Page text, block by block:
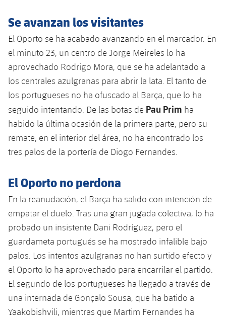
Historia
Resultados
Clasificaciones
Jugadores
Fotos
Palmarés
Resultados
Jugadores
Clasificaciones
Barça C
Junior
Juvenil
Infantil
Alevín
Información general
plusicon
más
Atletismo
plusicon
más
Actualidad
Masculino
Agenda
Baloncesto en silla de ruedas
plusicon
más
Actualidad
Calendario
Resultados
Clasificaciones
Hockey sobre hielo
plusicon
más
Jugadores
Calendario
Resultados
Clasificaciones
plusicon
más
Noticias
Hockey Hierba Masculino
Hockey Hierba Femenino
Patinaje artístico
plusicon
más
Actualidad
Plantilla
Agenda
Escuela de Patinaje
Rugby
Actualidad
Jugadores
Voleibol
Noticias
Apúntate a las amateurs
plusicon
Se avanzan los visitantes
El Oporto se ha acabado avanzando en el marcador. En
el minuto 23, un centro de Jorge Meireles lo ha
aprovechado Rodrigo Mora, que se ha adelantado a
los centrales azulgranas para abrir la lata. El tanto de
los portugueses no ha ofuscado al Barça, que lo ha
seguido intentando. De las botas de Pau Prim ha
habido la última ocasión de la primera parte, pero su
remate, en el interior del área, no ha encontrado los
tres palos de la portería de Diogo Fernandes.
El Oporto no perdona
En la reanudación, el Barça ha salido con intención de
empatar el duelo. Tras una gran jugada colectiva, lo ha
probado un insistente Dani Rodríguez, pero el
guardameta portugués se ha mostrado infalible bajo
palos. Los intentos azulgranas no han surtido efecto y
el Oporto lo ha aprovechado para encarrilar el partido.
El segundo de los portugueses ha llegado a través de
una internada de Gonçalo Sousa, que ha batido a
Yaakobishvili, mientras que Martim Fernandes ha